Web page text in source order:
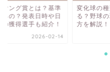
ヤング賞とは？基準
るの？発表日時や日
の獲得選手も紹介！
2026-02-14
変化球の
る？野球
方を解説！